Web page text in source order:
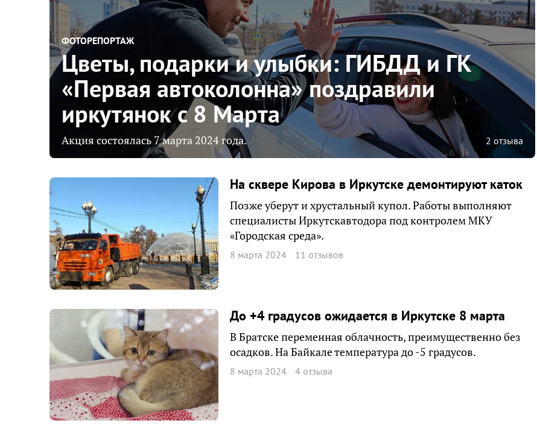
ФОТОРЕПОРТАЖ
Цветы, подарки и улыбки: ГИБДД и ГК
«Первая автоколонна» поздравили
иркутянок с 8 Марта
Акция состоялась 7 марта 2024 года. 2 отзыва
На сквере Кирова в Иркутске демонтируют каток
Позже уберут и хрустальный купол. Работы выполняют
специалисты Иркутскавтодора под контролем МКУ
«Городская среда».
8 марта 2024 11 отзывов
До +4 градусов ожидается в Иркутске 8 марта
В Братске переменная облачность, преимущественно без
осадков. На Байкале температура до -5 градусов.
8 марта 2024 4 отзыва